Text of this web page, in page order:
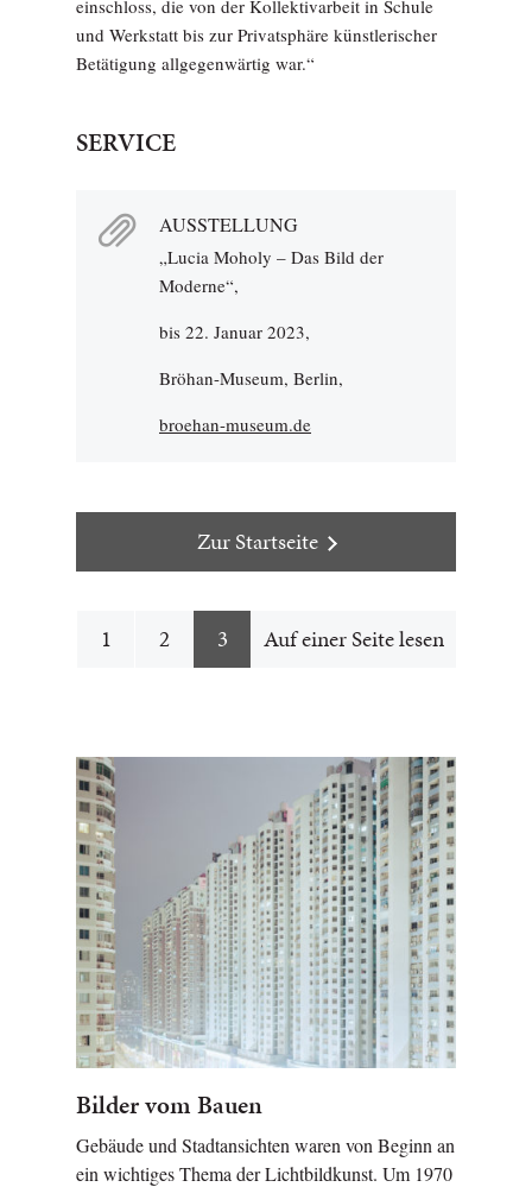
einschloss, die von der Kollektivarbeit in Schule
und Werkstatt bis zur Privatsphäre künstlerischer
Betätigung allgegenwärtig war.“
SERVICE
AUSSTELLUNG
„Lucia Moholy – Das Bild der
Moderne“,
bis 22. Januar 2023,
Bröhan-Museum, Berlin,
broehan-museum.de
Zur Startseite
1 2 3 Auf einer Seite lesen
Bilder vom Bauen
Gebäude und Stadtansichten waren von Beginn an
ein wichtiges Thema der Lichtbildkunst. Um 1970